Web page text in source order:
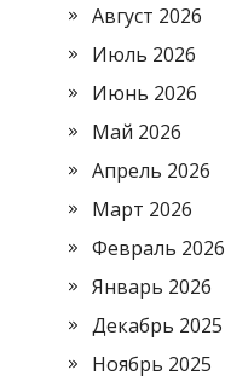
Август 2026
Июль 2026
Июнь 2026
Май 2026
Апрель 2026
Март 2026
Февраль 2026
Январь 2026
Декабрь 2025
Ноябрь 2025